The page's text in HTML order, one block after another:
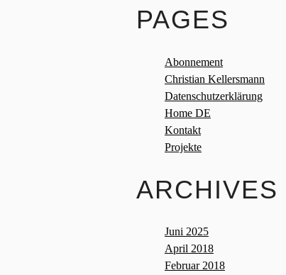
PAGES
Abonnement
Christian Kellersmann
Datenschutzerklärung
Home DE
Kontakt
Projekte
ARCHIVES
Juni 2025
April 2018
Februar 2018